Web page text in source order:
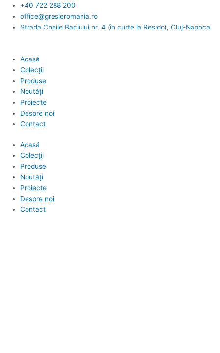
content
+40 722 288 200
office@gresieromania.ro
Strada Cheile Baciului nr. 4 (în curte la Resido), Cluj-Napoca
Acasă
Colecții
Produse
Noutăți
Proiecte
Despre noi
Contact
Acasă
Colecții
Produse
Noutăți
Proiecte
Despre noi
Contact